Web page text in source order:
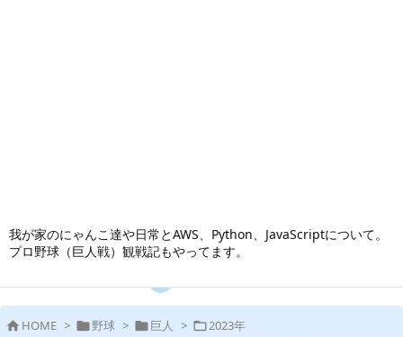
我が家のにゃんこ達や日常とAWS、Python、JavaScriptについて。
プロ野球（巨人戦）観戦記もやってます。
 HOME > 野球 > 巨人 > 2023年